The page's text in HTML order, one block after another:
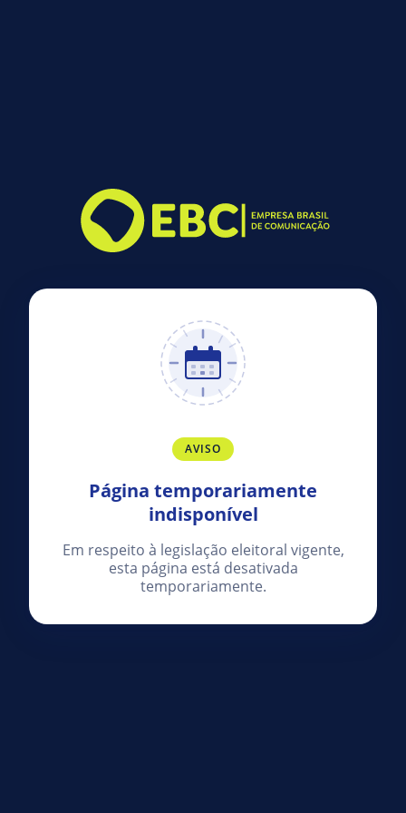
AVISO
Página temporariamente
indisponível
Em respeito à legislação eleitoral vigente,
esta página está desativada
temporariamente.